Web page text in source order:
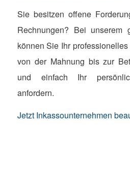
Sie besitzen offene
Rechnungen? Bei unserem
können Sie Ihr
von der Mahnung bis zur
und einfach Ihr
anfordern.
Jetzt Inkassounternehmen